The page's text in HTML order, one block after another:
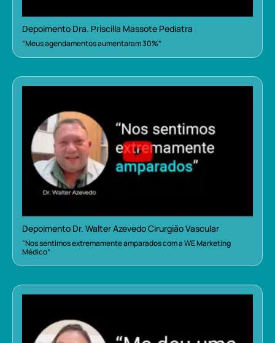
Depoimento Dra. Priscilla Massote Pediatra
“Meus agendamentos aumentaram 30%”
Depoimento Dr. Walter Azevedo Cirurgião Vascular
“Nos sentimos extremamente amparados com a WE Marketing
Médico”